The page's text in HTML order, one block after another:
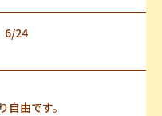
6/24
自由です。